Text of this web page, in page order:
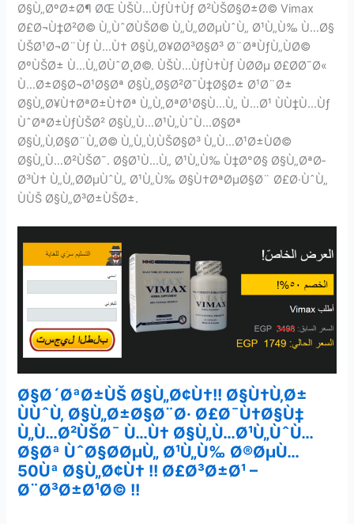
Ø§Ù„ØºØ±Ø¶ ØŒ ÙŠÙ…ÙƒÙ†Ùƒ Ø²ÙŠØ§Ø±Ø© Vimax
Ø£Ø¬Ù‡Ø²Ø© Ù„ÙˆØ­ÙŠØ© Ù„Ù„Ø­ØµÙˆÙ„ Ø¹Ù„Ù‰ Ù…Ø§
ÙŠØ¹Ø¬Ø¨Ùƒ Ù…Ù† Ø§Ù„Ø¥Ø­Ø³Ø§Ø³ Ø¨ØªÙƒÙ„ÙØ©
ØºÙŠØ± Ù…Ù„Ø­ÙˆØ¸Ø©. ÙŠÙ…ÙƒÙ†Ùƒ ÙØ­Øµ Ø£Ø­Ø¯Ø«
Ù…Ø±Ø§Ø¬Ø¹Ø§Øª Ø§Ù„Ø§Ø²Ø¯Ù‡Ø§Ø± Ø¹Ø¨Ø±
Ø§Ù„Ø¥Ù†ØªØ±Ù†Øª Ù„Ù„ØªØ¹Ø§Ù…Ù„ Ù…Ø¹ ÙÙ‡Ù…Ùƒ
ÙˆØªØ±ÙƒÙŠØ² Ø§Ù„Ù…Ø¹Ù„ÙˆÙ…Ø§Øª
Ø§Ù„Ù‚Ø§Ø¨Ù„Ø© Ù„Ù„Ù‚ÙŠØ§Ø³ Ù„Ù…Ø¹Ø±ÙØ©
Ø§Ù„Ù…Ø²ÙŠØ¯. Ø§Ø¹Ù…Ù„ Ø¹Ù„Ù‰ Ù‡Ø°Ø§ Ø§Ù„ØªØ­
Ø³Ù† Ù„Ù„Ø­ØµÙˆÙ„ Ø¹Ù„Ù‰ Ø§Ù†ØªØµØ§Ø¨ Ø£Ø·ÙˆÙ„
ÙÙŠ Ø§Ù„Ø³Ø±ÙŠØ±.
Ø§Ø´ØªØ±ÙŠ Ø§Ù„Ø¢Ù†!! Ø§Ù†Ù‚Ø±
ÙÙˆÙ‚ Ø§Ù„Ø±Ø§Ø¨Ø· Ø£Ø¯Ù†Ø§Ù‡
Ù„Ù…Ø²ÙŠØ¯ Ù…Ù† Ø§Ù„Ù…Ø¹Ù„ÙˆÙ…
Ø§Øª ÙˆØ§Ø­ØµÙ„ Ø¹Ù„Ù‰ Ø®ØµÙ…
50Ùª Ø§Ù„Ø¢Ù† !! Ø£Ø³Ø±Ø¹ –
Ø¨Ø³Ø±Ø¹Ø© !!